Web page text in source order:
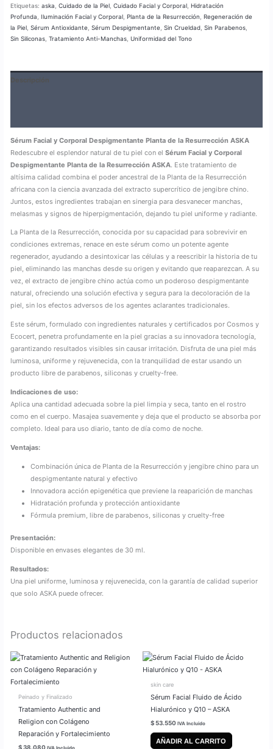
Etiquetas: aska Cuidado de la Piel, Cuidado Facial y Corporal, Hidratación
Profunda Iluminación Facial y Corporal, Planta de la Resurrección Regeneración de
la Piel, Sérum Antioxidante, Sérum Despigmentante, Sin Crueldad, Sin Parabenos,
Sin Siliconas, Tratamiento Anti-Manchas, Uniformidad del Tono
Descripción
Sérum Facial y Corporal Despigmentante Planta de la Resurrección ASKA
Redescubre el esplendor natural de tu piel con el Sérum Facial y Corporal
Despigmentante Planta de la Resurrección ASKA. Este tratamiento de
altísima calidad combina el poder ancestral de la Planta de la Resurrección
africana con la ciencia avanzada del extracto supercrítico de jengibre chino.
Juntos, estos ingredientes trabajan en sinergia para desvanecer manchas,
melasmas y signos de hiperpigmentación, dejando tu piel uniforme y radiante.
La Planta de la Resurrección, conocida por su capacidad para sobrevivir en
condiciones extremas, renace en este sérum como un potente agente
regenerador, ayudando a desintoxicar las células y a reescribir la historia de tu
piel, eliminando las manchas desde su origen y evitando que reaparezcan. A su
vez, el extracto de jengibre chino actúa como un poderoso despigmentante
natural, ofreciendo una solución efectiva y segura para la decoloración de la
piel, sin los efectos adversos de los agentes aclarantes tradicionales.
Este sérum, formulado con ingredientes naturales y certificados por Cosmos y
Ecocert, penetra profundamente en la piel gracias a su innovadora tecnología,
garantizando resultados visibles sin causar irritación. Disfruta de una piel más
luminosa, uniforme y rejuvenecida, con la tranquilidad de estar usando un
producto libre de parabenos, siliconas y cruelty-free.
Indicaciones de uso:
Aplica una cantidad adecuada sobre la piel limpia y seca, tanto en el rostro
como en el cuerpo. Masajea suavemente y deja que el producto se absorba por
completo. Ideal para uso diario, tanto de día como de noche.
Ventajas:
Combinación única de Planta de la Resurrección y jengibre chino para un
despigmentante natural y efectivo
Innovadora acción epigenética que previene la reaparición de manchas
Hidratación profunda y protección antioxidante
Fórmula premium, libre de parabenos, siliconas y cruelty-free
Presentación:
Disponible en envases elegantes de 30 ml.
Resultados:
Una piel uniforme, luminosa y rejuvenecida, con la garantía de calidad superior
que solo ASKA puede ofrecer.
Productos relacionados
Peinado y Finalizado
Tratamiento Authentic and
Religion con Colágeno
Reparación y Fortalecimiento
$38.080 IVA Incluido
skin care
Sérum Facial Fluido de Ácido
Hialurónico y Q10 – ASKA
$53.550 IVA Incluido
AÑADIR AL CARRITO